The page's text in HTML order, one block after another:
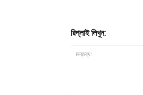
রিপ্লাই লিখুন: